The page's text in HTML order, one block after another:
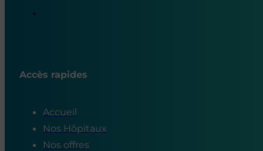
Accès rapides
Accueil
Nos Hôpitaux
Nos offres